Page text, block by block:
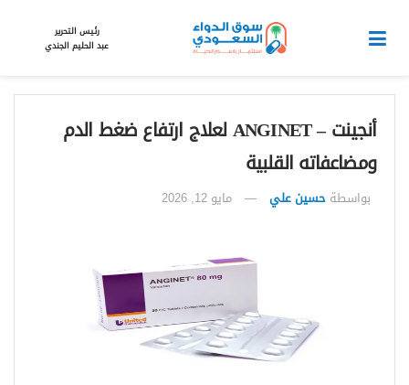
رئيس التحرير
عبد الحليم الجندي
أنجينت – ANGINET لعلاج ارتفاع ضغط الدم
ومضاعفاته القلبية
بواسطة حسين علي مايو 12, 2026